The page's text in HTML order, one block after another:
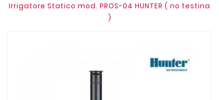
Irrigatore Statico mod. PROS-04 HUNTER ( no testina
)